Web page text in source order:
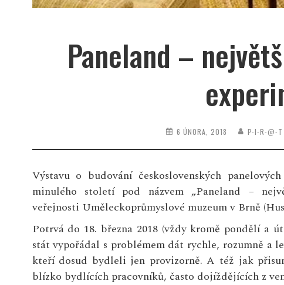
Paneland –
6 ÚNORA, 2018 P-I-R-@-T
Výstavu o budování československých
minulého století pod názvem „Paneland –
veřejnosti Uměleckoprůmyslové muzeum v Brně
Potrvá do 18. března 2018 (vždy kromě pondělí a
stát vypořádal s problémem dát rychle, rozumně a
kteří dosud bydleli jen provizorně. A též jak
blízko bydlících pracovníků, často dojíždějících z